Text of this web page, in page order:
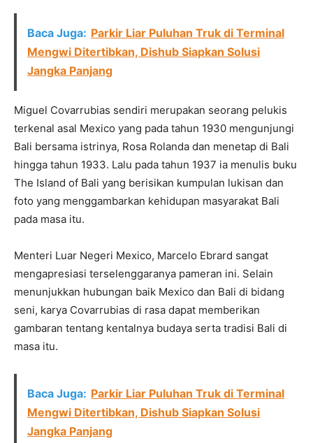
Baca Juga: Parkir Liar Puluhan Truk di Terminal
Mengwi Ditertibkan, Dishub Siapkan Solusi
Jangka Panjang
Miguel Covarrubias sendiri merupakan seorang pelukis
terkenal asal Mexico yang pada tahun 1930 mengunjungi
Bali bersama istrinya, Rosa Rolanda dan menetap di Bali
hingga tahun 1933. Lalu pada tahun 1937 ia menulis buku
The Island of Bali yang berisikan kumpulan lukisan dan
foto yang menggambarkan kehidupan masyarakat Bali
pada masa itu.
Menteri Luar Negeri Mexico, Marcelo Ebrard sangat
mengapresiasi terselenggaranya pameran ini. Selain
menunjukkan hubungan baik Mexico dan Bali di bidang
seni, karya Covarrubias di rasa dapat memberikan
gambaran tentang kentalnya budaya serta tradisi Bali di
masa itu.
Baca Juga: Parkir Liar Puluhan Truk di Terminal
Mengwi Ditertibkan, Dishub Siapkan Solusi
Jangka Panjang